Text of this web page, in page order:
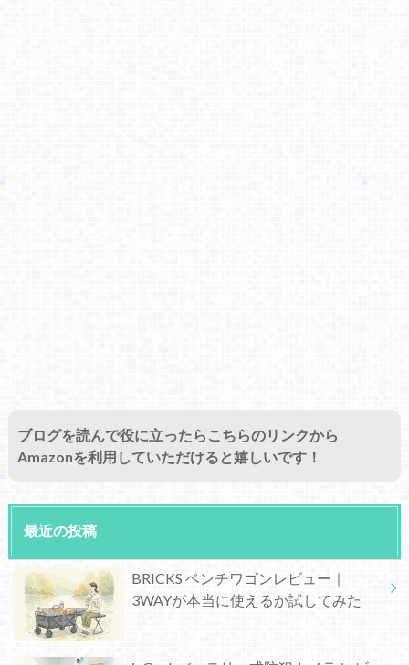
ブログを読んで役に立ったらこちらのリンクから
Amazonを利用していただけると嬉しいです！
最近の投稿
BRICKS ベンチワゴンレビュー｜
3WAYが本当に使えるか試してみた